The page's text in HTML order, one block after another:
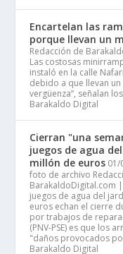
Encartelan las
porque llevan un
Redacción de
Las costosas
instaló en la calle
debido a que llevan un
vergüenza”, señalan
Barakaldo Digital
Cierran "una
juegos de agua
millón de euros 01/
foto de archivo
BarakaldoDigital.com
juegos de agua del
euros echan el cierre
por trabajos de
(PNV-PSE) es que los
"daños provocados
Barakaldo Digital